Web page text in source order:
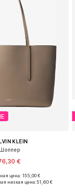
KLEIN
€
+1
One Size
цена: 155,00 €
низкая цена:51,60 €